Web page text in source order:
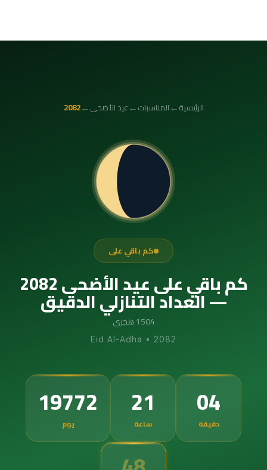
الرئيسية←المناسبات←عيد الأضحى←
2082
كم باقي على
كم باقي على عيد الأضحى 2082
— العداد التنازلي الدقيق
1504 هجري
Eid Al-Adha • 2082
19772
يوم
21
ساعة
04
دقيقة